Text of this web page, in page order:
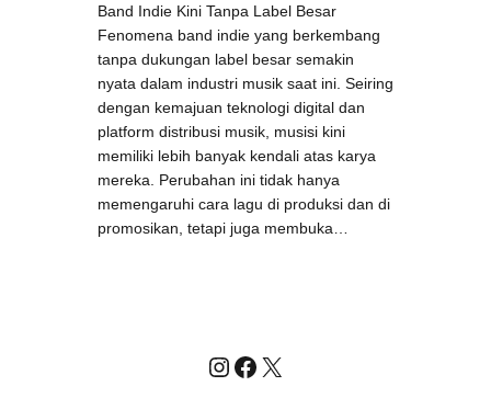
Band Indie Kini Tanpa Label Besar
Fenomena band indie yang berkembang
tanpa dukungan label besar semakin
nyata dalam industri musik saat ini. Seiring
dengan kemajuan teknologi digital dan
platform distribusi musik, musisi kini
memiliki lebih banyak kendali atas karya
mereka. Perubahan ini tidak hanya
memengaruhi cara lagu di produksi dan di
promosikan, tetapi juga membuka…
Instagram
Facebook
X